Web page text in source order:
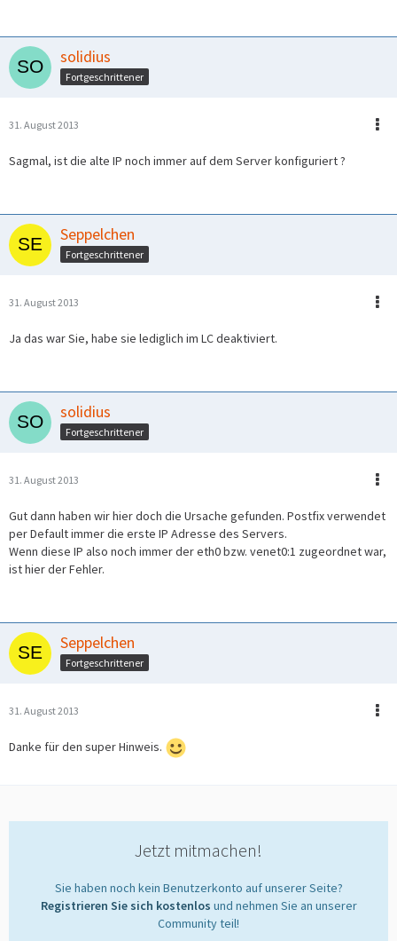
solidius
Fortgeschrittener
31. August 2013
Sagmal, ist die alte IP noch immer auf dem Server konfiguriert ?
Seppelchen
Fortgeschrittener
31. August 2013
Ja das war Sie, habe sie lediglich im LC deaktiviert.
solidius
Fortgeschrittener
31. August 2013
Gut dann haben wir hier doch die Ursache gefunden. Postfix verwendet
per Default immer die erste IP Adresse des Servers.
Wenn diese IP also noch immer der eth0 bzw. venet0:1 zugeordnet war,
ist hier der Fehler.
Seppelchen
Fortgeschrittener
31. August 2013
Danke für den super Hinweis.
Jetzt mitmachen!
Sie haben noch kein Benutzerkonto auf unserer Seite?
Registrieren Sie sich kostenlos und nehmen Sie an unserer
Community teil!